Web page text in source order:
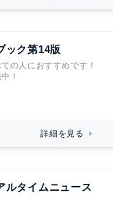
ック第14版
の人におすすめです！
！
詳細を見る
ルタイムニュース